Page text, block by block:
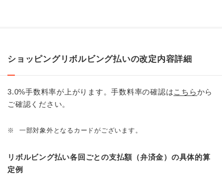
ショッピングリボルビング払いの改定内容詳細
3.0%手数料率が上がります。手数料率の確認はこちらから
ご確認ください。
※ 一部対象外となるカードがございます。
リボルビング払い各回ごとの支払額（弁済金）の具体的算
定例